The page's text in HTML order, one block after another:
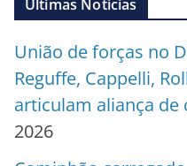
Últimas Notícias
União de forças no
Reguffe, Cappelli,
articulam aliança de
2026